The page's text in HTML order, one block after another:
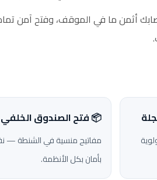
أثمن ما في الموقف، وفتح آمن
📦 فتح الصندوق الخلفي
مفاتيح منسية في الشنطة —
بأمان بكل الأنظمة.